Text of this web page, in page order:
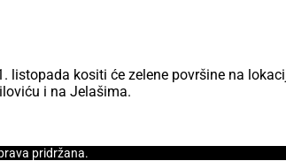
listopada kositi će zelene površine na
i na Jelašima.
pridržana.